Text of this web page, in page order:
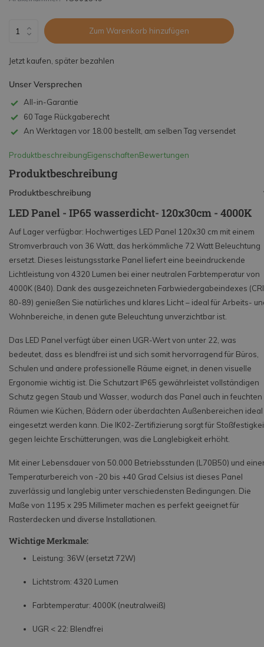
Zum Warenkorb hinzufügen
Jetzt kaufen, später bezahlen
Unser Versprechen
All-in-Garantie
60 Tage Rückgaberecht
An Werktagen vor 18:00 bestellt, am selben Tag versendet
ProduktbeschreibungEigenschaftenBewertungen
Produktbeschreibung
Produktbeschreibung
LED Panel - IP65 wasserdicht- 120x30cm - 4000K
Auf Lager verfügbar: Hochwertiges LED Panel 120x30 cm mit einem
Stromverbrauch von 36 Watt, das herkömmliche 72 Watt Beleuchtung
ersetzt. Dieses leistungsstarke Panel liefert eine beeindruckende
Lichtleistung von 4320 Lumen bei einer neutralen Farbtemperatur von
4000K (840). Dank des ausgezeichneten Farbwiedergabeindexes (CRI
80-89) genießen Sie natürliches und klares Licht – ideal für Arbeits-
Wohnbereiche, in denen gute Beleuchtung unverzichtbar ist.
Das LED Panel verfügt über einen UGR-Wert von unter 22, was
bedeutet, dass es blendfrei ist und sich somit hervorragend für Büros,
Schulen und andere professionelle Räume eignet, in denen visuelle
Ergonomie wichtig ist. Die Schutzart IP65 gewährleistet vollständigen
Schutz gegen Staub und Wasser, wodurch das Panel auch in feuchten
Räumen wie Küchen, Bädern oder überdachten Außenbereichen ideal
eingesetzt werden kann. Die IK02-Zertifizierung sorgt für
gegen leichte Erschütterungen, was die Langlebigkeit erhöht.
Mit einer Lebensdauer von 50.000 Betriebsstunden (L70B50) und
Temperaturbereich von -20 bis +40 Grad Celsius ist dieses Panel
zuverlässig und langlebig unter verschiedensten Bedingungen. Die
Maße von 1195 x 295 Millimeter machen es perfekt geeignet für
Rasterdecken und diverse Installationen.
Wichtige Merkmale:
Leistung: 36W (ersetzt 72W)
Lichtstrom: 4320 Lumen
Farbtemperatur: 4000K (neutralweiß)
UGR < 22: Blendfrei